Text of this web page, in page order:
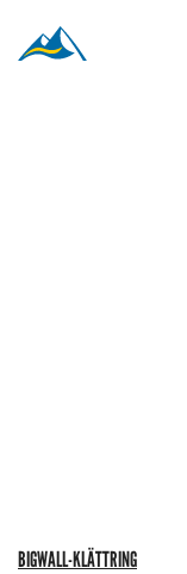
BIGWALL-KLÄTTRING